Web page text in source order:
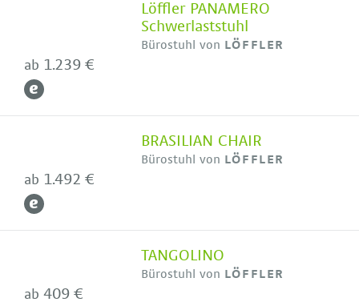
Löffler PANAMERO
Schwerlaststuhl
Bürostuhl von LÖFFLER
ab 1.239 €
BRASILIAN CHAIR
Bürostuhl von LÖFFLER
ab 1.492 €
TANGOLINO
Bürostuhl von LÖFFLER
ab 409 €